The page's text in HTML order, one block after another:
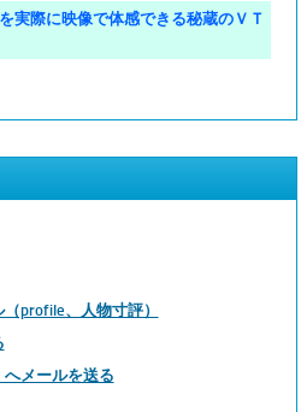
実際に映像で体感できる秘蔵のＶＴ
profile、人物寸評）
へメールを送る